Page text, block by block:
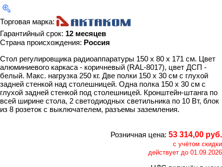
Торговая марка:
Гарантийный срок: 12 месяцев
Страна происхождения: Россия
Стол регулировщика радиоаппаратуры 150 x 80 х 171 см. Цвет
алюминиевого каркаса - коричневый (RAL-8017), цвет ДСП -
белый. Макс. нагрузка 250 кг. Две полки 150 x 30 см с глухой
задней стенкой над столешницей. Одна полка 150 x 30 см с
глухой задней стенкой под столешницей. Кронштейн-штанга по
всей ширине стола, 2 светодиодных светильника по 10 Вт, блок
из 8 розеток с выключателем, разъемы заземления.
Розничная цена: 53 314,00 руб.
с учётом скидки
действует до 01.09.2026